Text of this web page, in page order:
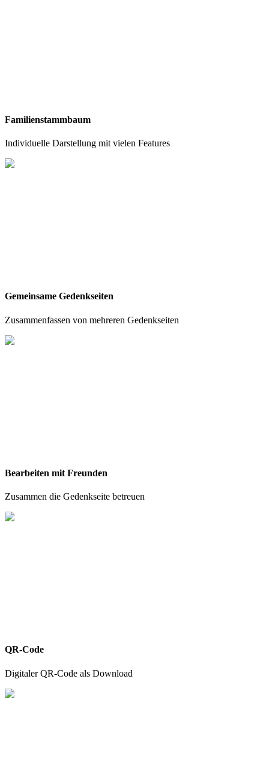
Familienstammbaum
Individuelle Darstellung mit vielen Features
Gemeinsame Gedenkseiten
Zusammenfassen von mehreren Gedenkseiten
Bearbeiten mit Freunden
Zusammen die Gedenkseite betreuen
QR-Code
Digitaler QR-Code als Download